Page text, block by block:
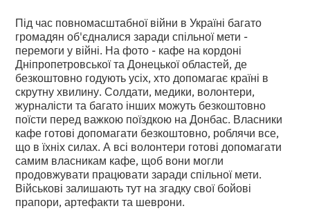
Під час повномасштабної війни в Україні багато
громадян об'єдналися заради спільної мети -
перемоги у війні. На фото - кафе на кордоні
Дніпропетровської та Донецької областей, де
безкоштовно годують усіх, хто допомагає країні в
скрутну хвилину. Солдати, медики, волонтери,
журналісти та багато інших можуть безкоштовно
поїсти перед важкою поїздкою на Донбас. Власники
кафе готові допомагати безкоштовно, роблячи все,
що в їхніх силах. А всі волонтери готові допомагати
самим власникам кафе, щоб вони могли
продовжувати працювати заради спільної мети.
Військові залишають тут на згадку свої бойові
прапори, артефакти та шеврони.